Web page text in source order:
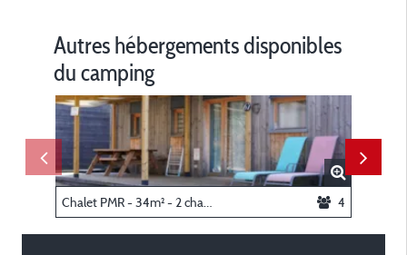
Autres hébergements disponibles
du camping
4